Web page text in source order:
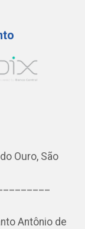
Ouro, São
Antônio de